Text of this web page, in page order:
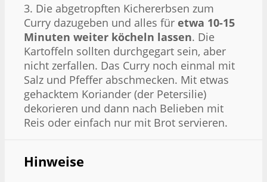
3. Die abgetropften Kichererbsen zum
Curry dazugeben und alles für etwa 10-15
Minuten weiter köcheln lassen. Die
Kartoffeln sollten durchgegart sein, aber
nicht zerfallen. Das Curry noch einmal mit
Salz und Pfeffer abschmecken. Mit etwas
gehacktem Koriander (der Petersilie)
dekorieren und dann nach Belieben mit
Reis oder einfach nur mit Brot servieren.
Hinweise